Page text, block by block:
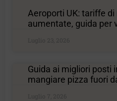
Aeroporti UK: tariffe
aumentate, guida per
Luglio 23, 2026
Guida ai migliori posti
mangiare pizza fuori
Luglio 7, 2026